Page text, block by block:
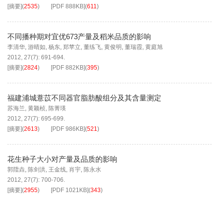
[摘要](2535) [PDF 888KB](611)
不同播种期对宜优673产量及稻米品质的影响
李清华, 游晴如, 杨东, 郑苹立, 董练飞, 黄俊明 , 董瑞霞, 黄庭旭
2012, 27(7): 691-694.
[摘要](2824) [PDF 882KB](395)
福建浦城薏苡不同器官脂肪酸组分及其含量测定
苏海兰, 黄颖桢, 陈菁瑛
2012, 27(7): 695-699.
[摘要](2613) [PDF 986KB](521)
花生种子大小对产量及品质的影响
郭陞垚, 陈剑洪, 王金线, 肖宇, 陈永水
2012, 27(7): 700-706.
[摘要](2955) [PDF 1021KB](343)